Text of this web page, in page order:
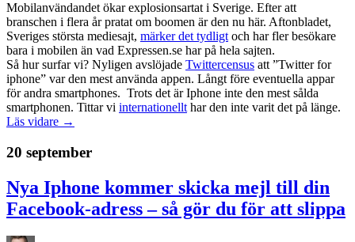
Mobilanvändandet ökar explosionsartat i Sverige. Efter att
branschen i flera år pratat om boomen är den nu här. Aftonbladet,
Sveriges största mediesajt, märker det tydligt och har fler besökare
bara i mobilen än vad Expressen.se har på hela sajten.
Så hur surfar vi? Nyligen avslöjade Twittercensus att ”Twitter for
iphone” var den mest använda appen. Långt före eventuella appar
för andra smartphones. Trots det är Iphone inte den mest sålda
smartphonen. Tittar vi internationellt har den inte varit det på länge.
Läs vidare →
20 september
Nya Iphone kommer skicka mejl till din
Facebook-adress – så gör du för att slippa